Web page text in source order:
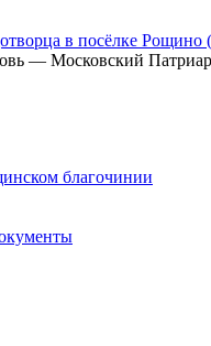
в посёлке Рощино
— Московский
благочинии